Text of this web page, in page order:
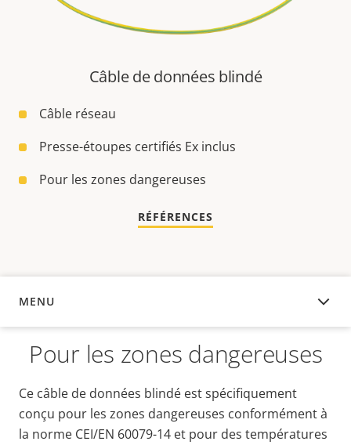
Câble de données blindé
Câble réseau
Presse-étoupes certifiés Ex inclus
Pour les zones dangereuses
RÉFÉRENCES
MENU
APERÇU
Pour les zones dangereuses
Ce câble de données blindé est spécifiquement
conçu pour les zones dangereuses conformément à
la norme CEI/EN 60079-14 et pour des températures